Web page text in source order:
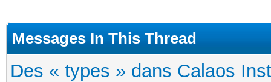
Messages In This Thread
Des « types » dans Calaos